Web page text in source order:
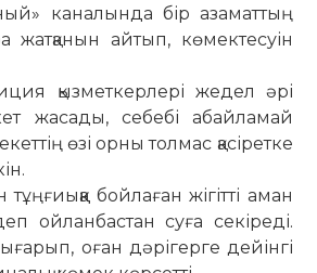
каналында бір азаматтың
жатқанын айтып, көмектесуін
қызметкерлері жедел әрі
жасады, себебі абайламай
өзі орны толмас қасіретке
бойлаған жігітті аман
ойланбастан суға секіреді.
оған дәрігерге дейінгі